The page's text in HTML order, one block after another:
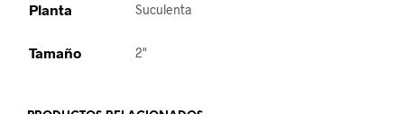
Planta Suculenta
Tamaño 2"